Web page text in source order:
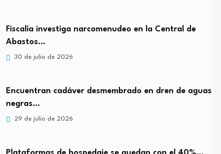
Fiscalía investiga narcomenudeo en la Central de
Abastos…
30 de julio de 2026
Encuentran cadáver desmembrado en dren de aguas
negras…
29 de julio de 2026